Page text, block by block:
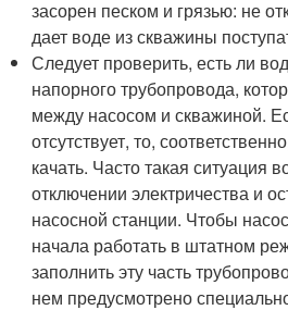
засорен песком и грязью: не
дает воде из скважины
Следует проверить, есть ли
напорного трубопровода,
между насосом и скважиной.
отсутствует, то,
качать. Часто такая ситуация
отключении электричества и
насосной станции. Чтобы
начала работать в штатном
заполнить эту часть
нем предусмотрено